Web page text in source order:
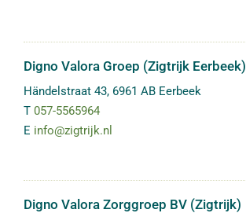
Digno Valora Groep (Zigtrijk Eerbeek)
Händelstraat 43, 6961 AB Eerbeek
T 057-5565964
E info@zigtrijk.nl
Digno Valora Zorggroep BV (Zigtrijk)